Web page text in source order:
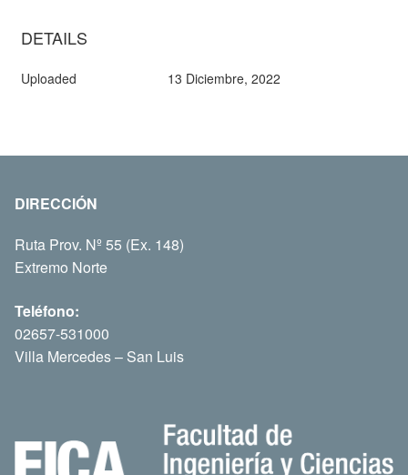
DETAILS
Uploaded 13 Diciembre, 2022
DIRECCIÓN
Ruta Prov. Nº 55 (Ex. 148)
Extremo Norte
Teléfono:
02657-531000
Villa Mercedes – San Luis